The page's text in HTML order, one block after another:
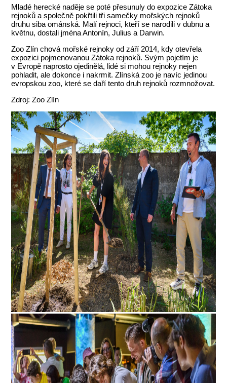
Mladé herecké naděje se poté přesunuly do expozice Zátoka
rejnoků a společně pokřtili tři samečky mořských rejnoků
druhu siba ománská. Malí rejnoci, kteří se narodili v dubnu a
květnu, dostali jména Antonín, Julius a Darwin.
Zoo Zlín chová mořské rejnoky od září 2014, kdy otevřela
expozici pojmenovanou Zátoka rejnoků. Svým pojetím je
v Evropě naprosto ojedinělá, lidé si mohou rejnoky nejen
pohladit, ale dokonce i nakrmit. Zlínská zoo je navíc jedinou
evropskou zoo, které se daří tento druh rejnoků rozmnožovat.
Zdroj: Zoo Zlín